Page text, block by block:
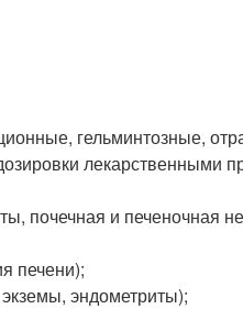
гельминтозные,
лекарственными
почечная и печеночная
печени);
эндометриты);